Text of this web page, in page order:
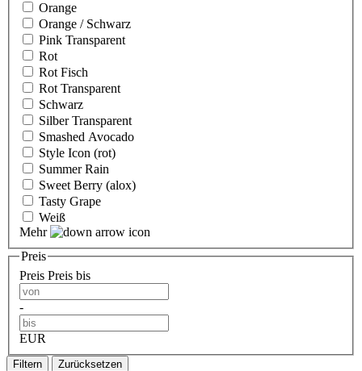
Orange
Orange / Schwarz
Pink Transparent
Rot
Rot Fisch
Rot Transparent
Schwarz
Silber Transparent
Smashed Avocado
Style Icon (rot)
Summer Rain
Sweet Berry (alox)
Tasty Grape
Weiß
Mehr
Preis
Preis Preis bis
-
EUR
Filtern Zurücksetzen